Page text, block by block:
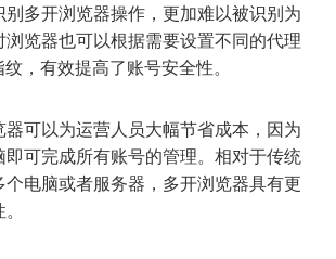
多开浏览器操作，更加难以被识别为
览器也可以根据需要设置不同的代理
，有效提高了账号安全性。
可以为运营人员大幅节省成本，因为
即可完成所有账号的管理。相对于传统
电脑或者服务器，多开浏览器具有更